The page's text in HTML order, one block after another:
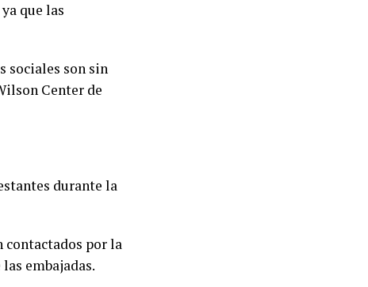
que las
sociales son sin
Center de
durante la
contactados por la
embajadas.